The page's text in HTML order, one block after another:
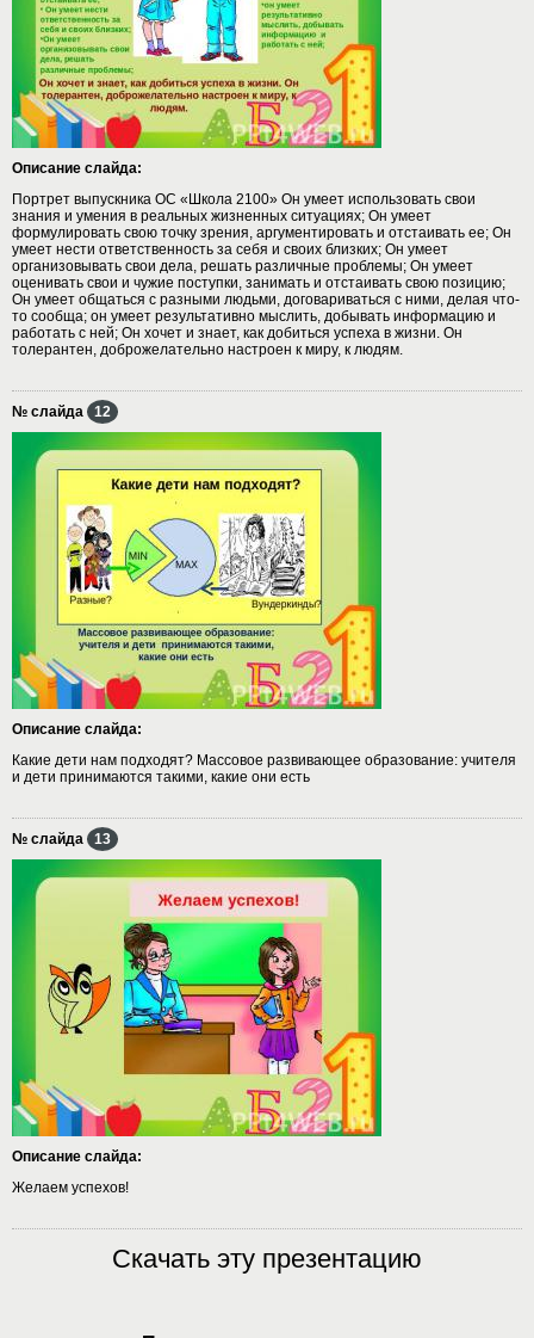
Описание слайда:
Портрет выпускника ОС «Школа 2100» Он умеет использовать свои
знания и умения в реальных жизненных ситуациях; Он умеет
формулировать свою точку зрения, аргументировать и отстаивать ее; Он
умеет нести ответственность за себя и своих близких; Он умеет
организовывать свои дела, решать различные проблемы; Он умеет
оценивать свои и чужие поступки, занимать и отстаивать свою позицию;
Он умеет общаться с разными людьми, договариваться с ними, делая что-
то сообща; он умеет результативно мыслить, добывать информацию и
работать с ней; Он хочет и знает, как добиться успеха в жизни. Он
толерантен, доброжелательно настроен к миру, к людям.
№ слайда 12
Описание слайда:
Какие дети нам подходят? Массовое развивающее образование: учителя
и дети принимаются такими, какие они есть
№ слайда 13
Описание слайда:
Желаем успехов!
Скачать эту презентацию